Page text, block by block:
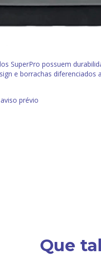
SuperPro possuem
e borrachas diferenciados
prévio
Que